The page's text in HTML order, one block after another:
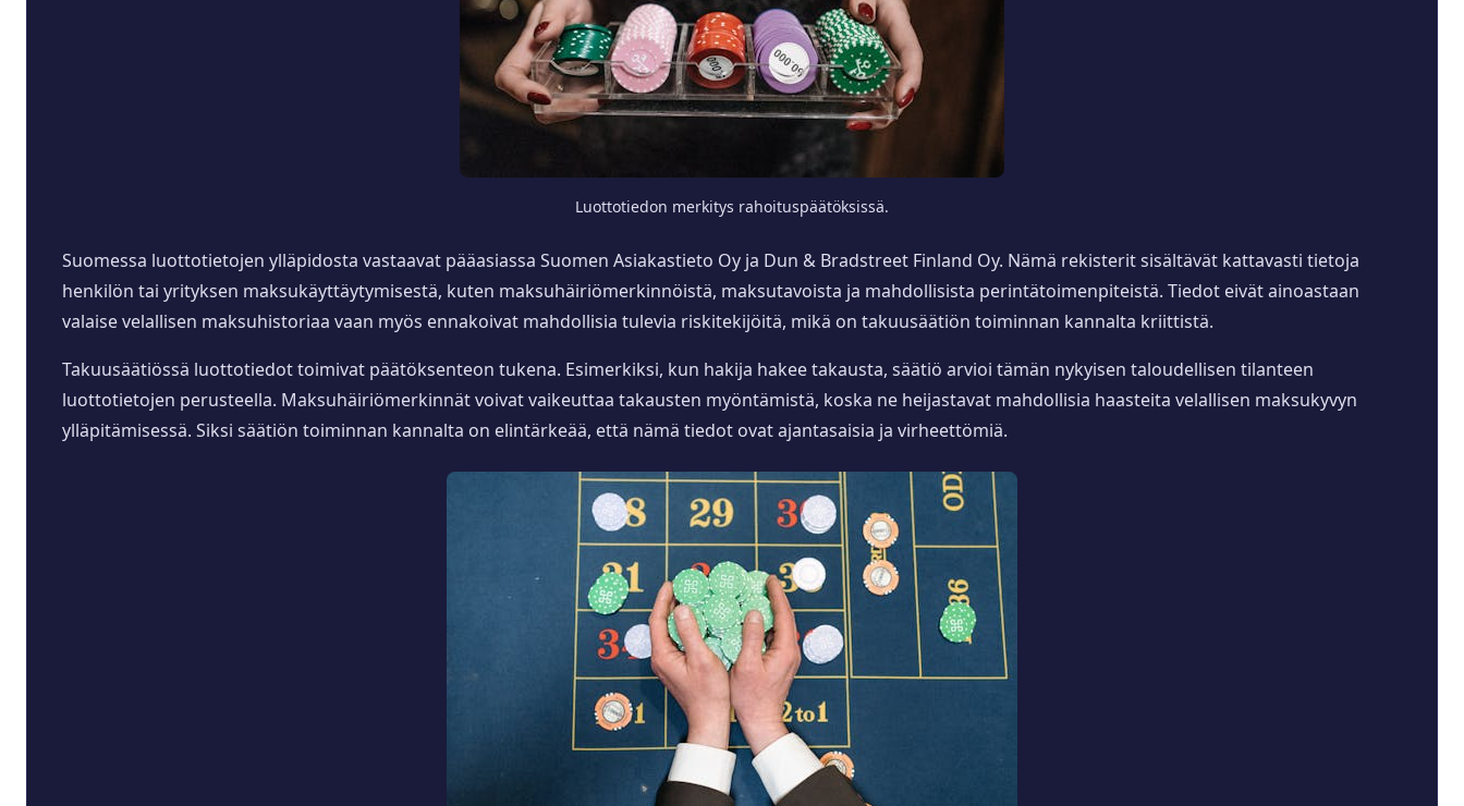
Luottotiedon merkitys rahoituspäätöksissä.
Suomessa luottotietojen ylläpidosta vastaavat pääasiassa Suomen Asiakastieto Oy ja Dun & Bradstreet Finland Oy. Nämä rekisterit sisältävät kattavasti tietoja
henkilön tai yrityksen maksukäyttäytymisestä, kuten maksuhäiriömerkinnöistä, maksutavoista ja mahdollisista perintätoimenpiteistä. Tiedot eivät ainoastaan
valaise velallisen maksuhistoriaa vaan myös ennakoivat mahdollisia tulevia riskitekijöitä, mikä on takuusäätiön toiminnan kannalta kriittistä.
Takuusäätiössä luottotiedot toimivat päätöksenteon tukena. Esimerkiksi, kun hakija hakee takausta, säätiö arvioi tämän nykyisen taloudellisen tilanteen
luottotietojen perusteella. Maksuhäiriömerkinnät voivat vaikeuttaa takausten myöntämistä, koska ne heijastavat mahdollisia haasteita velallisen maksukyvyn
ylläpitämisessä. Siksi säätiön toiminnan kannalta on elintärkeää, että nämä tiedot ovat ajantasaisia ja virheettömiä.